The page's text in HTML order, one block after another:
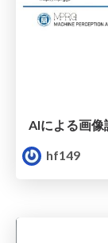
hf149